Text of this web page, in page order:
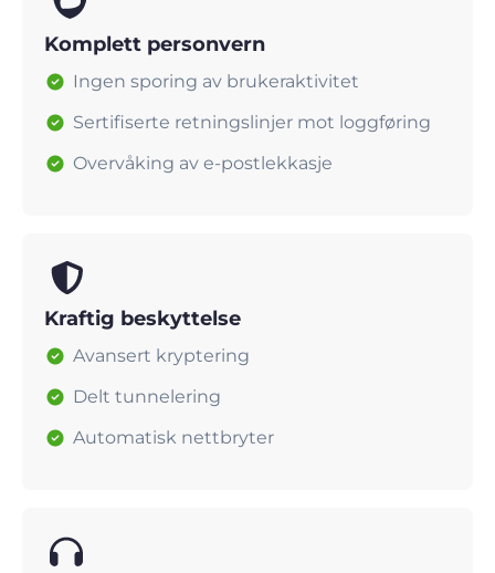
Komplett personvern
Ingen sporing av brukeraktivitet
Sertifiserte retningslinjer mot loggføring
Overvåking av e-postlekkasje
Kraftig beskyttelse
Avansert kryptering
Delt tunnelering
Automatisk nettbryter